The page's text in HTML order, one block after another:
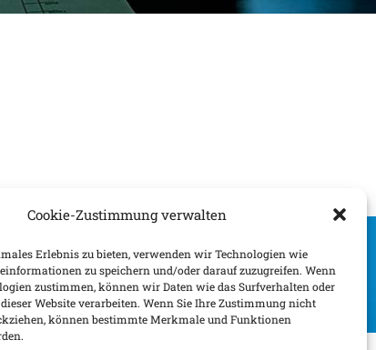
Cookie-Zustimmung verwalten
Erlebnis zu bieten, verwenden wir Technologien wie
zu speichern und/oder darauf zuzugreifen. Wenn
zustimmen, können wir Daten wie das Surfverhalten oder
Website verarbeiten. Wenn Sie Ihre Zustimmung nicht
können bestimmte Merkmale und Funktionen